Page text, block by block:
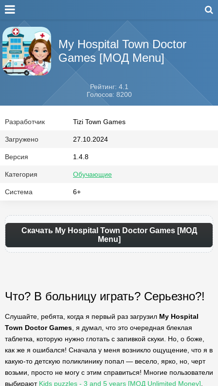
My Hospital Town Doctor
Games [МОД Menu]
Рейтинг: 4.1
Голосов: 8200
Разработчик Tizi Town Games
Загружено 27.10.2024
Версия 1.4.8
Категория Обучающие
Система 6+
Скачать My Hospital Town Doctor Games [МОД
Menu]
Что? В больницу играть? Серьезно?!
Слушайте, ребята, когда я первый раз загрузил My Hospital
Town Doctor Games , я думал, что это очередная блеклая
таблетка, которую нужно глотать с запивкой скуки. Но, о боже,
как же я ошибался! Сначала у меня возникло ощущение, что я в
какую-то детскую поликлинику попал — весело, ярко, но, черт
возьми, просто не могу с этим справиться! Многие пользователи
выбирают Kids puzzles - 3 and 5 years [МОД Unlimited Money]